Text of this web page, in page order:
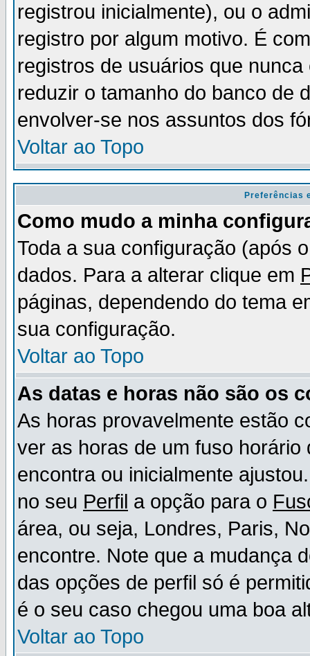
registrou inicialmente), ou o
registro por algum motivo. É
registros de usuários que
reduzir o tamanho do banco de
envolver-se nos assuntos dos
Voltar ao Topo
Preferências
Como mudo a minha
Toda a sua configuração (após
dados. Para a alterar clique em
páginas, dependendo do tema
sua configuração.
Voltar ao Topo
As datas e horas não são os
As horas provavelmente estão
ver as horas de um fuso
encontra ou inicialmente
no seu Perfil a opção para o
área, ou seja, Londres, Paris,
encontre. Note que a mudança
das opções de perfil só é
é o seu caso chegou uma boa
Voltar ao Topo